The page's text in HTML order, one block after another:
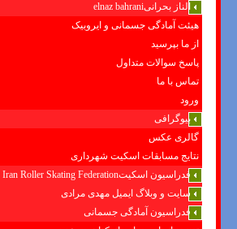
الناز بحرانیelnaz bahrani
هیئت آمادگی جسمانی و ایروبیک
از ما بپرسید
پاسخ سوالات متداول
تماس با ما
ورود
بیوگرافی
گالری عکس
نتایج مسابقات اسکیت شهرداری
فدراسیون اسکیتIran Roller Skating Federation
سایت و وبلاگ ایمیل مهدی مرادی
فدراسیون آمادگی جسمانی